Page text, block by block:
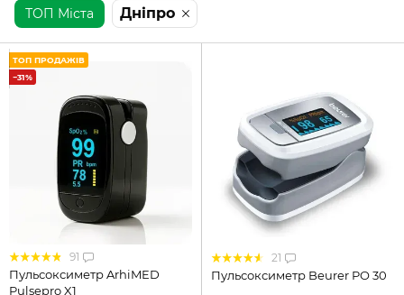
ТОП Міста Дніпро
ТОП ПРОДАЖІВ
−31%
91
Пульсоксиметр ArhiMED
Pulsepro X1
21
Пульсоксиметр Beurer PO 30